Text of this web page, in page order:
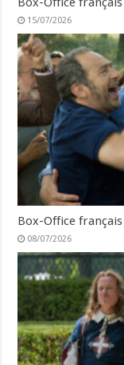
15/07/2026
Box-Office
08/07/2026